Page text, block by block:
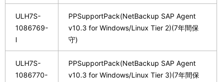
ULH7S-
1086769-
I
PPSupportPack(NetBackup SAP Agent
v10.3 for Windows/Linux Tier 2)(7年間保
守)
ULH7S-
1086770-
PPSupportPack(NetBackup SAP Agent
v10.3 for Windows/Linux Tier 3)(7年間保